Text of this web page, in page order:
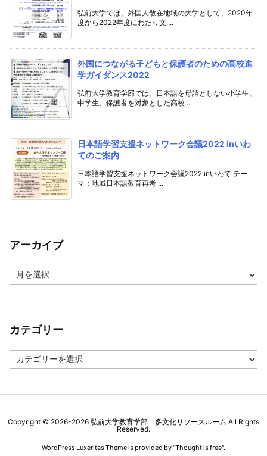
弘前大学では、外国人散在地域の大学として、2020年
度から2022年度にわたり文 ...
外国につながる子どもと保護者のための高校進
学ガイダンス2022
弘前大学教育学部では、日本語を母語としない小学生、
中学生、保護者を対象とした高校 ...
日本語学習支援ネットワーク会議2022 inいわ
てのご案内
日本語学習支援ネットワーク会議2022 inいわて テー
マ：地域日本語教育再考 ...
アーカイブ
ー
カテゴリー
テ
Copyright © 2026-2026 弘前大学教育学部 多文化リソースルーム All Rights
Reserved.
WordPress Luxeritas Theme is provided by "Thought is free".